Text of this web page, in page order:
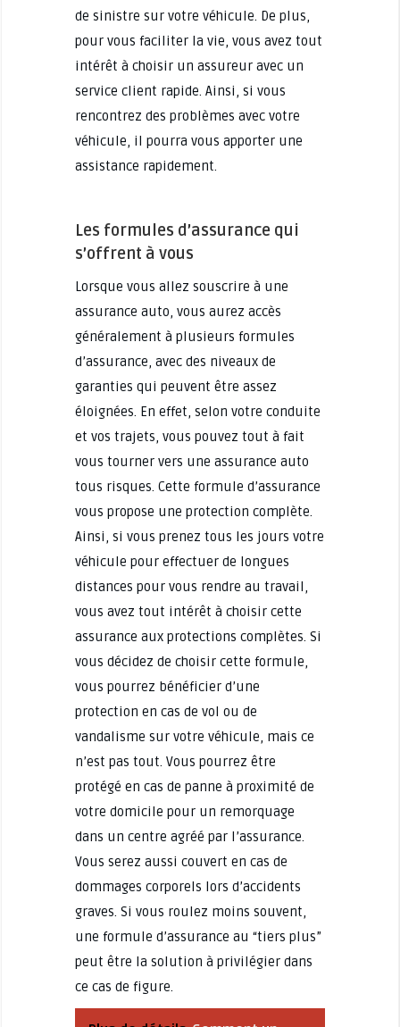
de sinistre sur votre véhicule. De plus,
pour vous faciliter la vie, vous avez tout
intérêt à choisir un assureur avec un
service client rapide. Ainsi, si vous
rencontrez des problèmes avec votre
véhicule, il pourra vous apporter une
assistance rapidement.
Les formules d’assurance qui
s’offrent à vous
Lorsque vous allez souscrire à une
assurance auto, vous aurez accès
généralement à plusieurs formules
d’assurance, avec des niveaux de
garanties qui peuvent être assez
éloignées. En effet, selon votre conduite
et vos trajets, vous pouvez tout à fait
vous tourner vers une assurance auto
tous risques. Cette formule d’assurance
vous propose une protection complète.
Ainsi, si vous prenez tous les jours votre
véhicule pour effectuer de longues
distances pour vous rendre au travail,
vous avez tout intérêt à choisir cette
assurance aux protections complètes. Si
vous décidez de choisir cette formule,
vous pourrez bénéficier d’une
protection en cas de vol ou de
vandalisme sur votre véhicule, mais ce
n’est pas tout. Vous pourrez être
protégé en cas de panne à proximité de
votre domicile pour un remorquage
dans un centre agréé par l’assurance.
Vous serez aussi couvert en cas de
dommages corporels lors d’accidents
graves. Si vous roulez moins souvent,
une formule d’assurance au “tiers plus”
peut être la solution à privilégier dans
ce cas de figure.